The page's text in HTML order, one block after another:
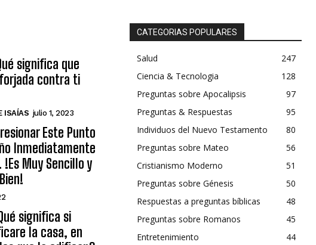
significa que
contra ti
ISAÍAS julio 1, 2023
Este Punto
Inmediatamente
!Es Muy Sencillo y
significa si
la casa, en
CATEGORIAS POPULARES
Salud
247
Ciencia & Tecnologia
128
Preguntas sobre Apocalipsis
97
Preguntas & Respuestas
95
Individuos del Nuevo Testamento
80
Preguntas sobre Mateo
56
Cristianismo Moderno
51
Preguntas sobre Génesis
50
Respuestas a preguntas bíblicas
48
Preguntas sobre Romanos
45
Entretenimiento
44